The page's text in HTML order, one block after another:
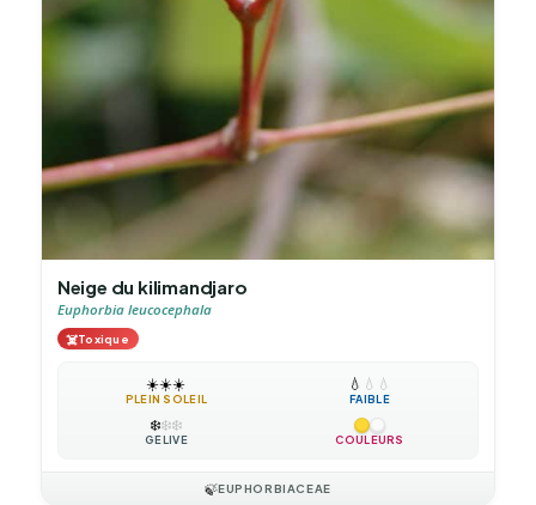
Neige du kilimandjaro
Euphorbia leucocephala
☠️Toxique
☀️☀️☀️
PLEIN SOLEIL
💧 💧 💧
FAIBLE
❄️❄️❄️
GÉLIVE COULEURS
🍃EUPHORBIACEAE